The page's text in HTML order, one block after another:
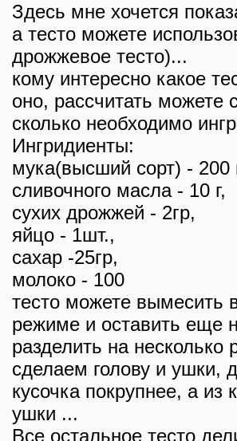
Здесь мне хочется
а тесто можете
дрожжевое тесто)...
кому интересно какое
оно, рассчитать можете
сколько необходимо
Ингридиенты:
мука(высший сорт) - 200
сливочного масла - 10 г,
сухих дрожжей - 2гр,
яйцо - 1шт.,
сахар -25гр,
молоко - 100
тесто можете вымесить
режиме и оставить еще
разделить на
сделаем голову и ушки,
кусочка покрупнее, а
ушки ...
Все остальное тесто